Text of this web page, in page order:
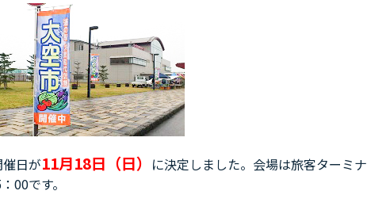
日が11月18日（日） に決定しました。会場は旅客ターミナ
00です。